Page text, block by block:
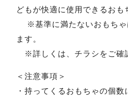
どもが快適に使用できるおも
※基準に満たないおもちゃ
ます。
※詳しくは、チラシをご確
＜注意事項＞
・持ってくるおもちゃの個